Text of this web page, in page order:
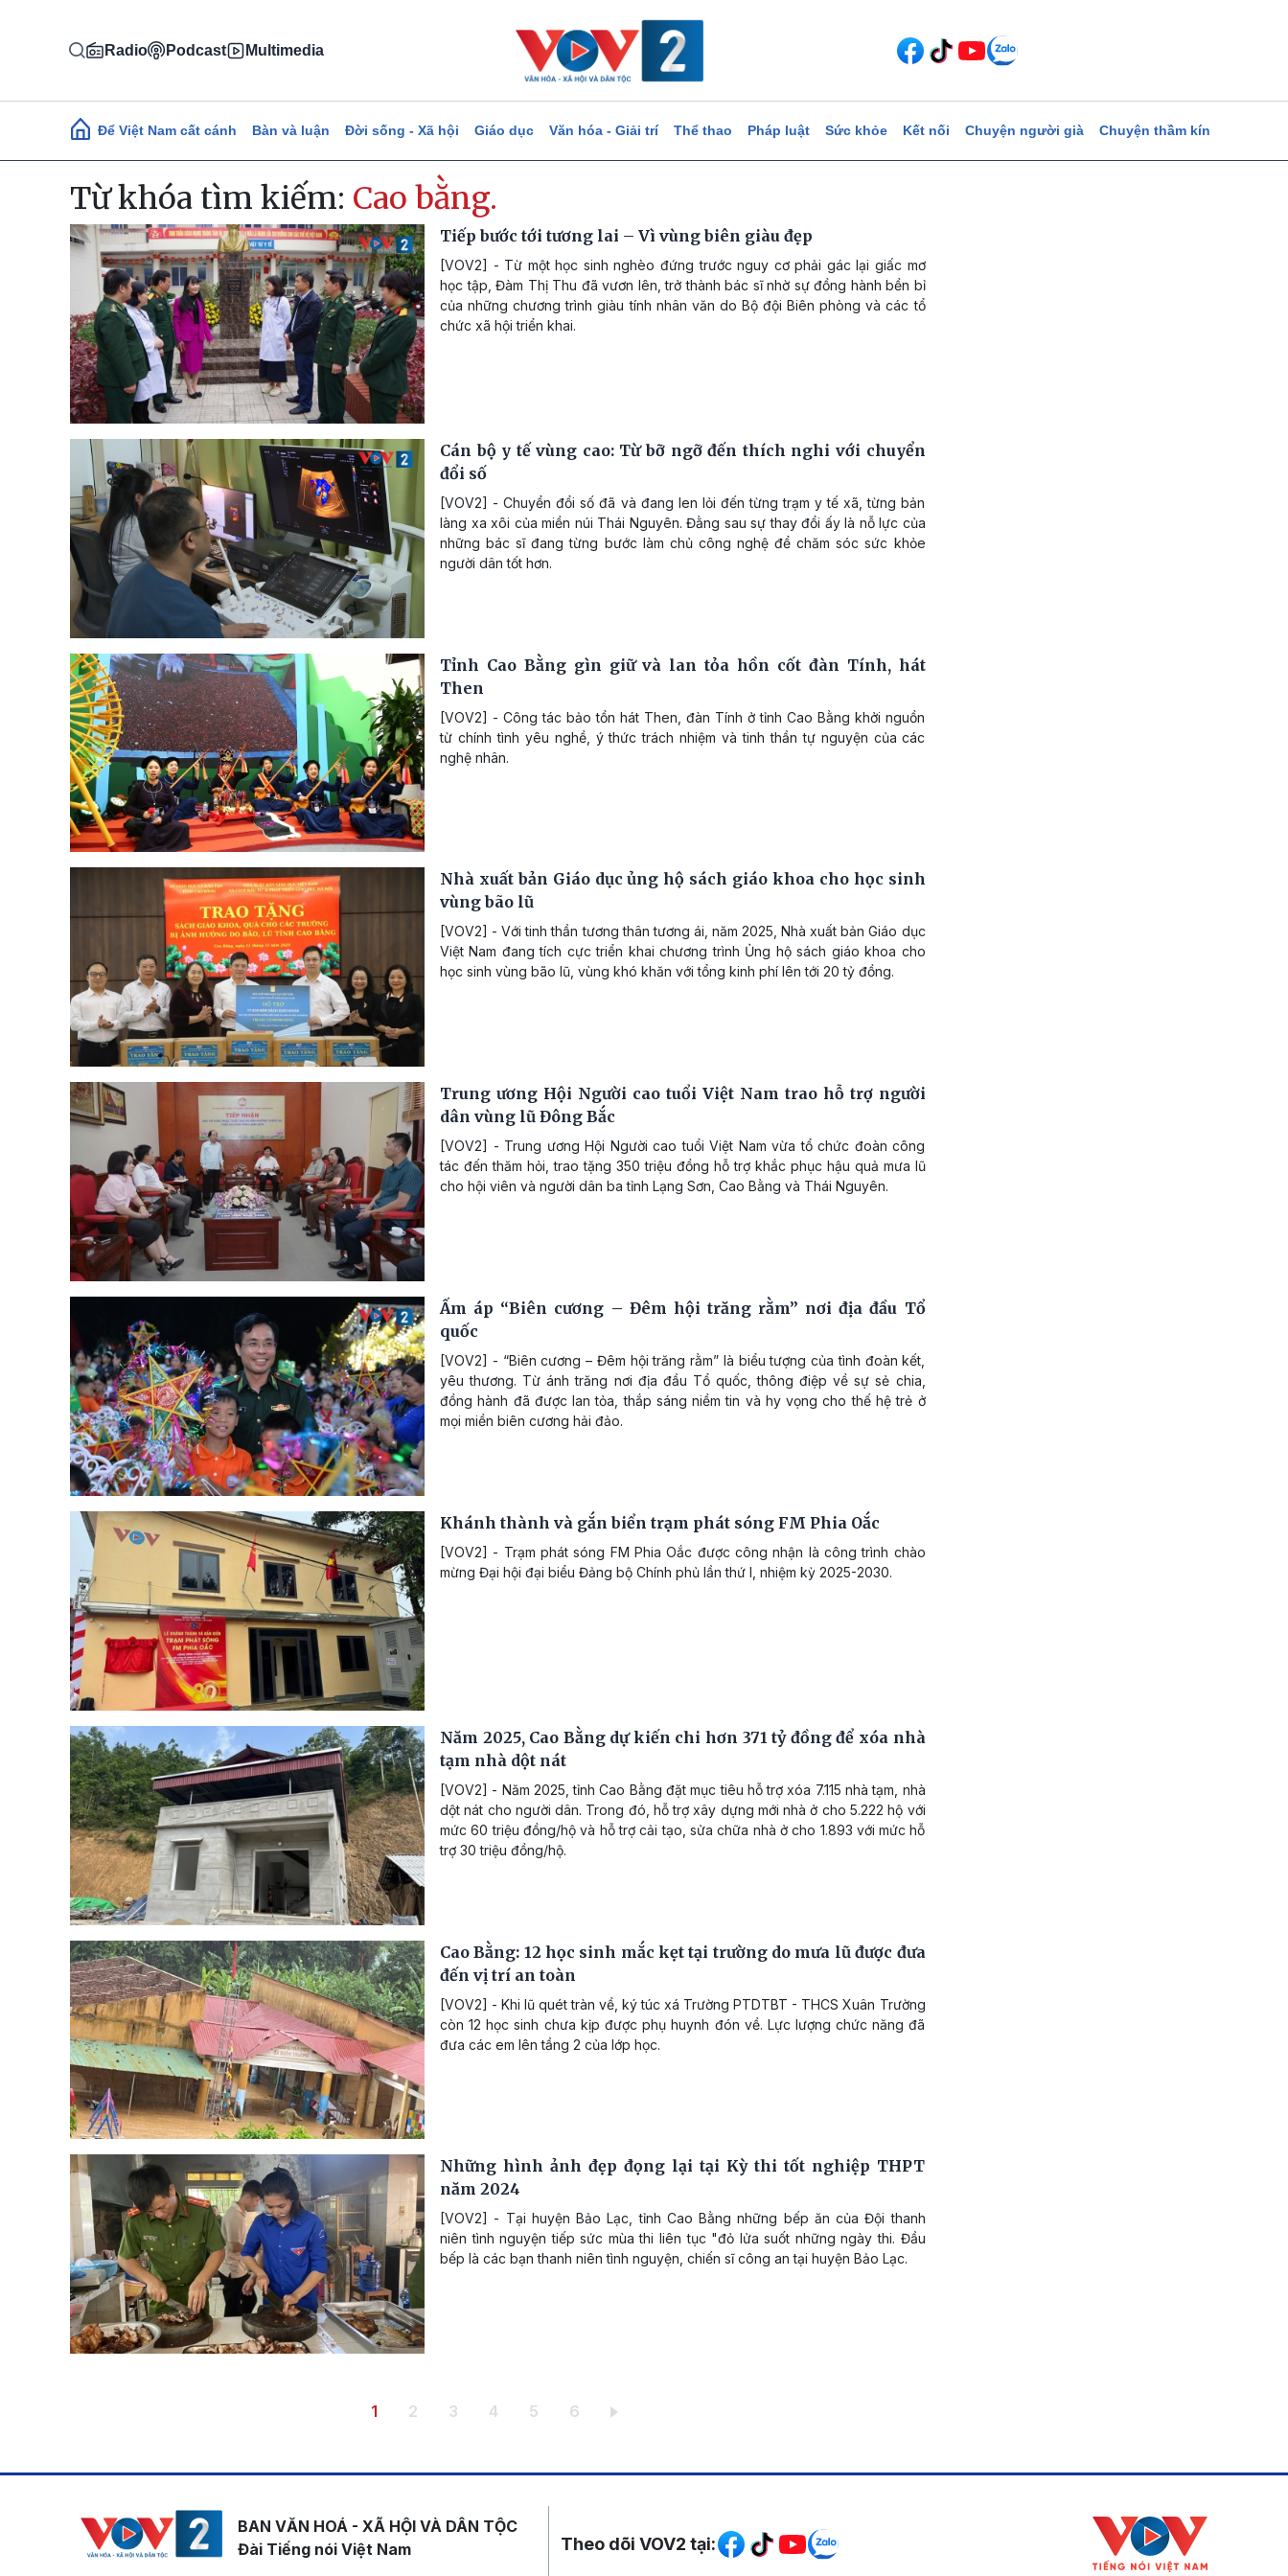
Radio Podcast Multimedia
Main navigation
Để Việt Nam cất cánh Bàn và luận Đời sống - Xã hội Giáo dục Văn hóa - Giải trí Thể thao Pháp luật Sức khỏe Kết nối Chuyện người già Chuyện thầm kín
Từ khóa tìm kiếm: Cao bằng.
Tiếp bước tới tương lai – Vì vùng biên giàu đẹp
[VOV2] - Từ một học sinh nghèo đứng trước nguy cơ phải gác lại giấc mơ
học tập, Đàm Thị Thu đã vươn lên, trở thành bác sĩ nhờ sự đồng hành bền bỉ
của những chương trình giàu tính nhân văn do Bộ đội Biên phòng và các tổ
chức xã hội triển khai.
Cán bộ y tế vùng cao: Từ bỡ ngỡ đến thích nghi với chuyển
đổi số
[VOV2] - Chuyển đổi số đã và đang len lỏi đến từng trạm y tế xã, từng bản
làng xa xôi của miền núi Thái Nguyên. Đằng sau sự thay đổi ấy là nỗ lực của
những bác sĩ đang từng bước làm chủ công nghệ để chăm sóc sức khỏe
người dân tốt hơn.
Tỉnh Cao Bằng gìn giữ và lan tỏa hồn cốt đàn Tính, hát
Then
[VOV2] - Công tác bảo tồn hát Then, đàn Tính ở tỉnh Cao Bằng khởi nguồn
từ chính tình yêu nghề, ý thức trách nhiệm và tinh thần tự nguyện của các
nghệ nhân.
Nhà xuất bản Giáo dục ủng hộ sách giáo khoa cho học sinh
vùng bão lũ
[VOV2] - Với tinh thần tương thân tương ái, năm 2025, Nhà xuất bản Giáo dục
Việt Nam đang tích cực triển khai chương trình Ủng hộ sách giáo khoa cho
học sinh vùng bão lũ, vùng khó khăn với tổng kinh phí lên tới 20 tỷ đồng.
Trung ương Hội Người cao tuổi Việt Nam trao hỗ trợ người
dân vùng lũ Đông Bắc
[VOV2] - Trung ương Hội Người cao tuổi Việt Nam vừa tổ chức đoàn công
tác đến thăm hỏi, trao tặng 350 triệu đồng hỗ trợ khắc phục hậu quả mưa lũ
cho hội viên và người dân ba tỉnh Lạng Sơn, Cao Bằng và Thái Nguyên.
Ấm áp “Biên cương – Đêm hội trăng rằm” nơi địa đầu Tổ
quốc
[VOV2] - “Biên cương – Đêm hội trăng rằm” là biểu tượng của tình đoàn kết,
yêu thương. Từ ánh trăng nơi địa đầu Tổ quốc, thông điệp về sự sẻ chia,
đồng hành đã được lan tỏa, thắp sáng niềm tin và hy vọng cho thế hệ trẻ ở
mọi miền biên cương hải đảo.
Khánh thành và gắn biển trạm phát sóng FM Phia Oắc
[VOV2] - Trạm phát sóng FM Phia Oắc được công nhận là công trình chào
mừng Đại hội đại biểu Đảng bộ Chính phủ lần thứ I, nhiệm kỳ 2025-2030.
Năm 2025, Cao Bằng dự kiến chi hơn 371 tỷ đồng để xóa nhà
tạm nhà dột nát
[VOV2] - Năm 2025, tỉnh Cao Bằng đặt mục tiêu hỗ trợ xóa 7.115 nhà tạm, nhà
dột nát cho người dân. Trong đó, hỗ trợ xây dựng mới nhà ở cho 5.222 hộ với
mức 60 triệu đồng/hộ và hỗ trợ cải tạo, sửa chữa nhà ở cho 1.893 với mức hỗ
trợ 30 triệu đồng/hộ.
Cao Bằng: 12 học sinh mắc kẹt tại trường do mưa lũ được đưa
đến vị trí an toàn
[VOV2] - Khi lũ quét tràn về, ký túc xá Trường PTDTBT - THCS Xuân Trường
còn 12 học sinh chưa kịp được phụ huynh đón về. Lực lượng chức năng đã
đưa các em lên tầng 2 của lớp học.
Những hình ảnh đẹp đọng lại tại Kỳ thi tốt nghiệp THPT
năm 2024
[VOV2] - Tại huyện Bảo Lạc, tỉnh Cao Bằng những bếp ăn của Đội thanh
niên tình nguyện tiếp sức mùa thi liên tục "đỏ lửa suốt những ngày thi. Đầu
bếp là các bạn thanh niên tình nguyện, chiến sĩ công an tại huyện Bảo Lạc.
Trang hiện thời
1 Trang
2 Trang
3 Trang
4 Trang
5 Trang
6
BAN VĂN HOÁ - XÃ HỘI VÀ DÂN TỘC
Đài Tiếng nói Việt Nam
Mạng xã hội
Theo dõi VOV2 tại: